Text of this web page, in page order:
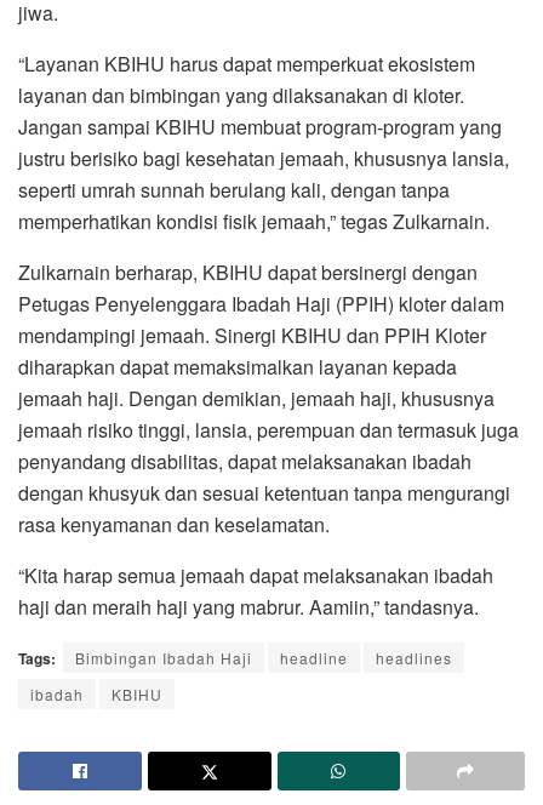
jiwa.
“Layanan KBIHU harus dapat memperkuat ekosistem
layanan dan bimbingan yang dilaksanakan di kloter.
Jangan sampai KBIHU membuat program-program yang
justru berisiko bagi kesehatan jemaah, khususnya lansia,
seperti umrah sunnah berulang kali, dengan tanpa
memperhatikan kondisi fisik jemaah,” tegas Zulkarnain.
Zulkarnain berharap, KBIHU dapat bersinergi dengan
Petugas Penyelenggara Ibadah Haji (PPIH) kloter dalam
mendampingi jemaah. Sinergi KBIHU dan PPIH Kloter
diharapkan dapat memaksimalkan layanan kepada
jemaah haji. Dengan demikian, jemaah haji, khususnya
jemaah risiko tinggi, lansia, perempuan dan termasuk juga
penyandang disabilitas, dapat melaksanakan ibadah
dengan khusyuk dan sesuai ketentuan tanpa mengurangi
rasa kenyamanan dan keselamatan.
“Kita harap semua jemaah dapat melaksanakan ibadah
haji dan meraih haji yang mabrur. Aamiin,” tandasnya.
Tags: Bimbingan Ibadah Haji headline
headlines
ibadah
KBIHU